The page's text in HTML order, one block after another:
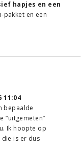
hapjes en een
pakket en een
11:04
bepaalde
“uitgemeten”
Ik hoopte op
die is er dus